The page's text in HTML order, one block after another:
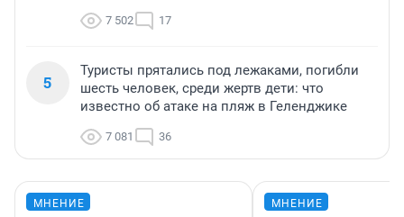
7 502 17
5
Туристы прятались под лежаками, погибли
шесть человек, среди жертв дети: что
известно об атаке на пляж в Геленджике
7 081 36
МНЕНИЕ МНЕНИЕ